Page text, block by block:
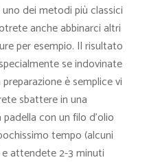
dei metodi più classici
anche abbinarci altri
per esempio. Il risultato
se indovinate
è semplice vi
sbattere in una
con un filo d’olio
tempo (alcuni
attendete 2-3 minuti